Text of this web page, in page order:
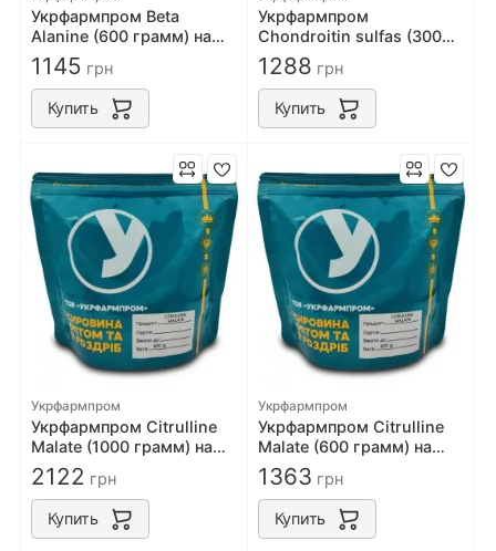
Укрфармпром Beta
Alanine (600 грамм) на
развес
1145 грн
Купить
Укрфармпром
Chondroitin sulfas (300
грамм) на развес
1288 грн
Купить
Укрфармпром
Укрфармпром Citrulline
Malate (1000 грамм) на
развес
2122 грн
Купить
Укрфармпром
Укрфармпром Citrulline
Malate (600 грамм) на
развес
1363 грн
Купить